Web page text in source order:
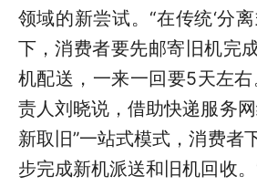
领域的新尝试。“在传统‘分
下，消费者要先邮寄旧机完
机配送，一来一回要5天左右
责人刘晓说，借助快递服务
新取旧”一站式模式，消费者
步完成新机派送和旧机回收